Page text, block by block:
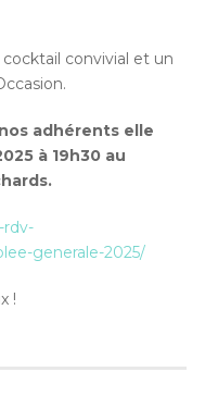
convivial et un
adhérents elle
à 19h30 au
rdv-
generale-2025/
!